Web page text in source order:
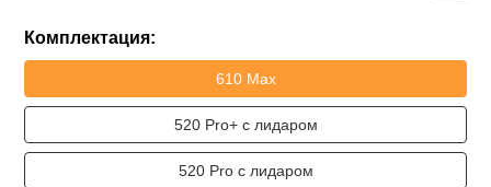
Комплектация:
610 Max
520 Pro+ с лидаром
520 Pro с лидаром